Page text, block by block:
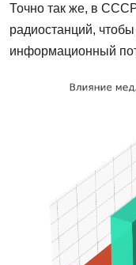
Точно так же, в
радиостанций,
информационный